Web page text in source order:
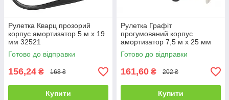
Рулетка Кварц прозорий
корпус амортизатор 5 м х 19
мм 32521
Готово до відправки
156,24 ₴ 168 ₴
Купити
Рулетка Графіт
прогумований корпус
амортизатор 7,5 м х 25 мм
32533
Готово до відправки
161,60 ₴ 202 ₴
Купити